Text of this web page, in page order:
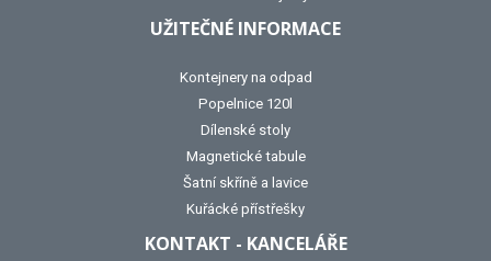
UŽITEČNÉ INFORMACE
Kontejnery na odpad
Popelnice 120l
Dílenské stoly
Magnetické tabule
Šatní skříně a lavice
Kuřácké přístřešky
KONTAKT - KANCELÁŘE